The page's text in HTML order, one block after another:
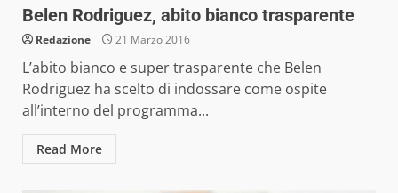
Belen Rodriguez, abito bianco trasparente
Redazione 21 Marzo 2016
L’abito bianco e super trasparente che Belen
Rodriguez ha scelto di indossare come ospite
all’interno del programma...
Read More